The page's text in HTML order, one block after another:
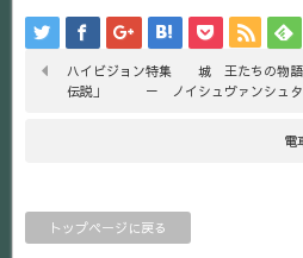
ハイビジョン特集 城 王たちの物
伝説」 － ノイシュヴァンシュタ
電
トップページに戻る